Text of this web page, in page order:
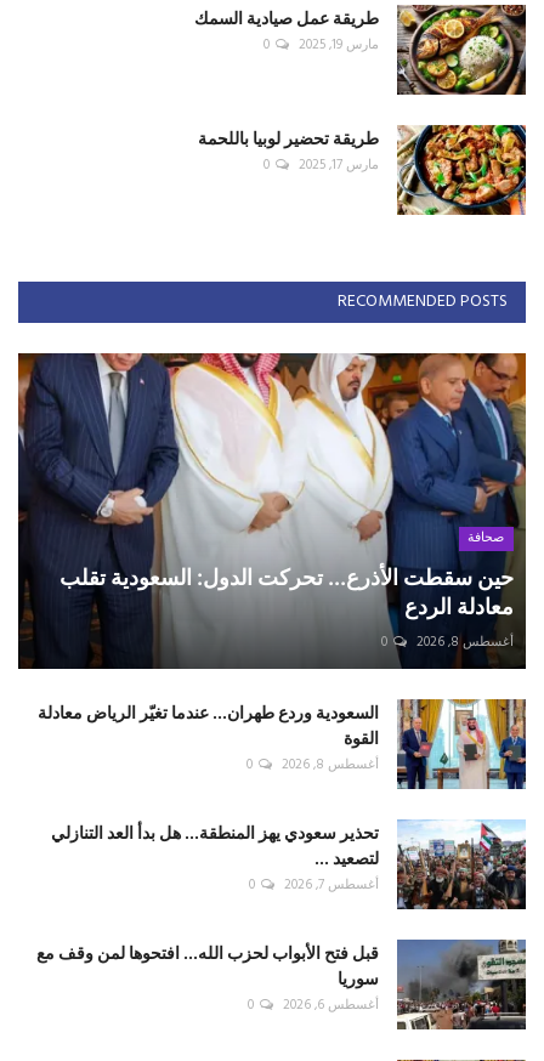
طريقة عمل صيادية السمك
مارس 19, 2025 0
طريقة تحضير لوبيا باللحمة
مارس 17, 2025 0
RECOMMENDED POSTS
صحافة
حين سقطت الأذرع... تحركت الدول: السعودية تقلب
معادلة الردع
أغسطس 8, 2026 0
السعودية وردع طهران... عندما تغيّر الرياض معادلة
القوة
أغسطس 8, 2026 0
تحذير سعودي يهز المنطقة... هل بدأ العد التنازلي
لتصعيد ...
أغسطس 7, 2026 0
قبل فتح الأبواب لحزب الله... افتحوها لمن وقف مع
سوريا
أغسطس 6, 2026 0